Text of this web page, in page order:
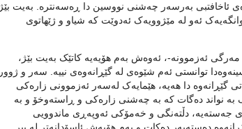
ئاخافتبی بەرسەر چەشنی نووسین دا ڕەسەنترە. بەیت بێژ
ئەو لە مێژوویەک ئەدوێت کە شیاو و ژێهاتوی
ئەزموونە-، ئەوەش بەم هۆیەیە کاتێک بەیت بێژ،
توانستی ئەم شێوەی لە گێڕانەوەی نییە. سەر و ژوور
دا هەیە، هێمایەک لەسەر ئەزموونی زارەکی
بە نواند دەگات کە بە چەشنی زارەکی و ڕاستەوخۆ و بە
جەستەیە، دڵتەنگی و خەمۆکی ئەوپەڕی ماندوویی